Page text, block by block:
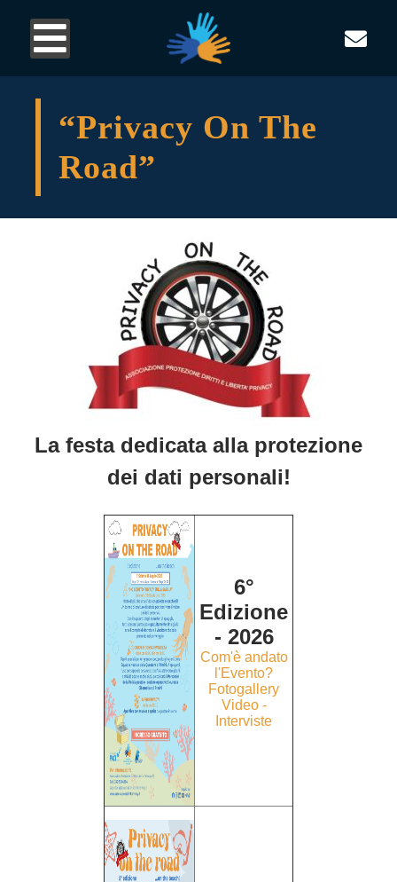
“Privacy On The
Road”
La festa dedicata alla protezione
dei dati personali!
6°
Edizione
- 2026
Com'è andato
l'Evento?
Fotogallery
Video -
Interviste